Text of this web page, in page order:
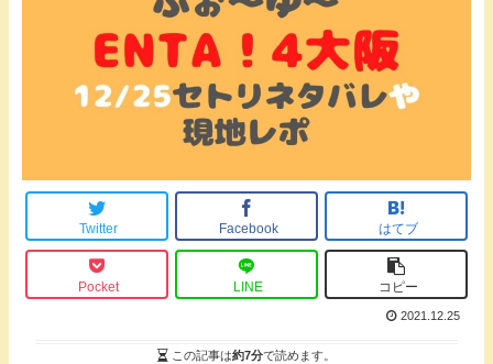
Twitter Facebook はてブ
Pocket LINE コピー
2021.12.25
この記事は約7分で読めます。